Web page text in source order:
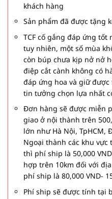
khách hàng
Sản phẩm đã được tặng
TCF cố gắng đáp ứng tốt
tuy nhiên, một số mùa
còn búp chưa kịp nở nở
điệp cắt cành không có
đáp ứng hoa và giữ
tin tưởng chọn lựa nhất
Đơn hàng sẽ được miễn
giao ở nội thành trên
lớn như Hà Nội, TpHCM,
Ngoại thành các khu
thì phí ship là 50,000
hợp trên 10km đối với
phí ship là 80,000 VND-
Phí ship sẽ được tính tại